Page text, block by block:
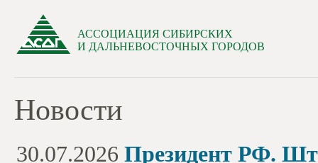
АССОЦИАЦИЯ СИБИРСКИХ
И ДАЛЬНЕВОСТОЧНЫХ ГОРОДОВ
Новости
30.07.2026 Президент РФ.